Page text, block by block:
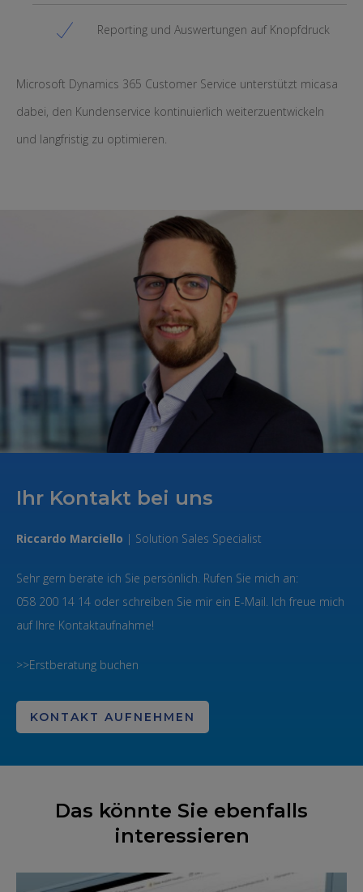
Reporting und Auswertungen auf Knopfdruck
Microsoft Dynamics 365 Customer Service unterstützt micasa
dabei, den Kundenservice kontinuierlich weiterzuentwickeln
und langfristig zu optimieren.
Ihr Kontakt bei uns
Riccardo Marciello | Solution Sales Specialist
Sehr gern berate ich Sie persönlich. Rufen Sie mich an:
058 200 14 14 oder schreiben Sie mir ein E-Mail. Ich freue mich
auf Ihre Kontaktaufnahme!
>>Erstberatung buchen
KONTAKT AUFNEHMEN
Das könnte Sie ebenfalls
interessieren